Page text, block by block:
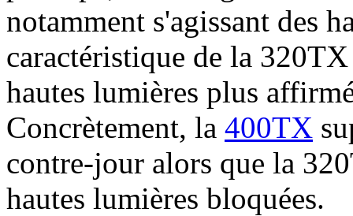
notamment s'agissant des
caractéristique de la
hautes lumières plus
Concrètement, la 400TX
contre-jour alors que la
hautes lumières bloquées.